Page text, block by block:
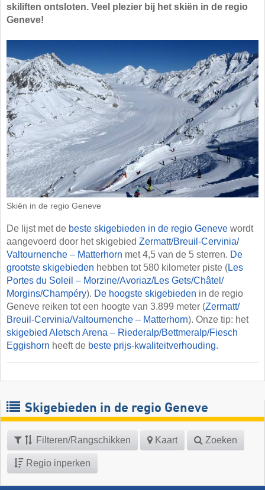
skiliften ontsloten. Veel plezier bij het skiën in de regio
Geneve!
Skiën in de regio Geneve
De lijst met de beste skigebieden in de regio Geneve wordt
aangevoerd door het skigebied Zermatt/​Breuil-Cervinia/​
Valtournenche – Matterhorn met 4,5 van de 5 sterren. De
grootste skigebieden hebben tot 580 kilometer piste (Les
Portes du Soleil – Morzine/​Avoriaz/​Les Gets/​Châtel/​
Morgins/​Champéry). De hoogste skigebieden in de regio
Geneve reiken tot een hoogte van 3.899 meter (Zermatt/​
Breuil-Cervinia/​Valtournenche – Matterhorn). Onze tip: het
skigebied Aletsch Arena – Riederalp/​Bettmeralp/​Fiesch
Eggishorn heeft de beste prijs-kwaliteitverhouding.
Skigebieden in de regio Geneve
Filteren/Rangschikken Kaart Zoeken
Regio inperken